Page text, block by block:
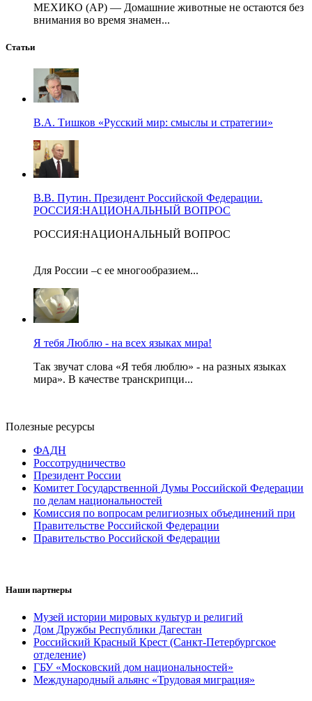
МЕХИКО (AP) — Домашние животные не остаются без
внимания во время знамен...
Статьи
В.А. Тишков «Русский мир: смыслы и стратегии»
В.В. Путин. Президент Российской Федерации.
РОССИЯ:НАЦИОНАЛЬНЫЙ ВОПРОС
РОССИЯ:НАЦИОНАЛЬНЫЙ ВОПРОС
Для России –с ее многообразием...
Я тебя Люблю - на всех языках мира!
Так звучат слова «Я тебя люблю» - на разных языках
мира». В качестве транскрипци...
Полезные ресурсы
ФАДН
Россотрудничество
Президент России
Комитет Государственной Думы Российской Федерации
по делам национальностей
Комиссия по вопросам религиозных объединений при
Правительстве Российской Федерации
Правительство Российской Федерации
Наши партнеры
Музей истории мировых культур и религий
Дом Дружбы Республики Дагестан
Российский Красный Крест (Санкт-Петербургское
отделение)
ГБУ «Московский дом национальностей»
Международный альянс «Трудовая миграция»